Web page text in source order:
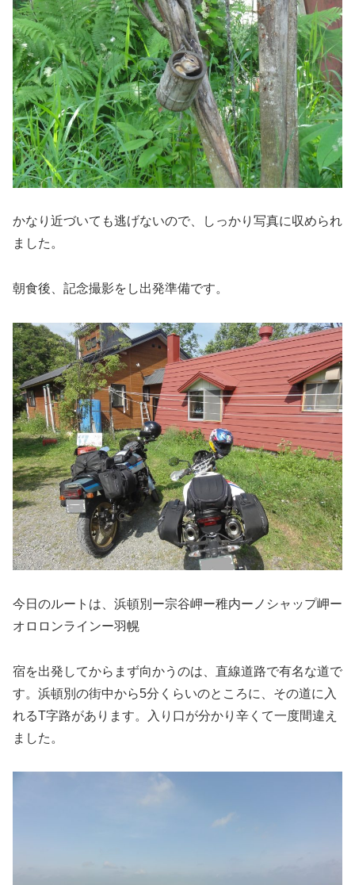
かなり近づいても逃げないので、しっかり写真に収められ
ました。
朝食後、記念撮影をし出発準備です。
今日のルートは、浜頓別ー宗谷岬ー稚内ーノシャップ岬ー
オロロンラインー羽幌
宿を出発してからまず向かうのは、直線道路で有名な道で
す。浜頓別の街中から5分くらいのところに、その道に入
れるT字路があります。入り口が分かり辛くて一度間違え
ました。